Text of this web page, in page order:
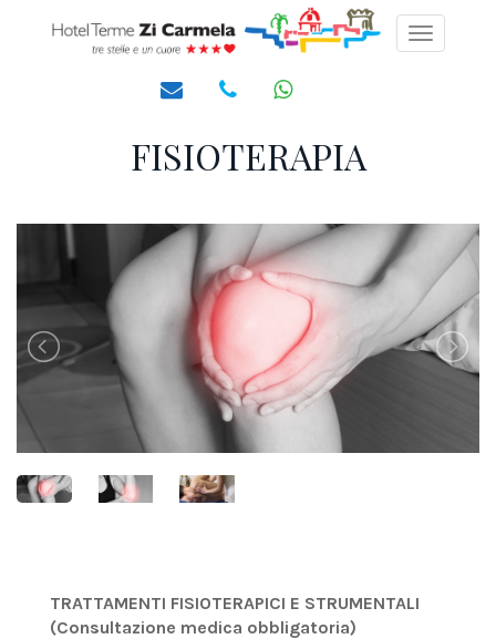
Toggle
FISIOTERAPIA
TRATTAMENTI FISIOTERAPICI E STRUMENTALI
(Consultazione medica obbligatoria)